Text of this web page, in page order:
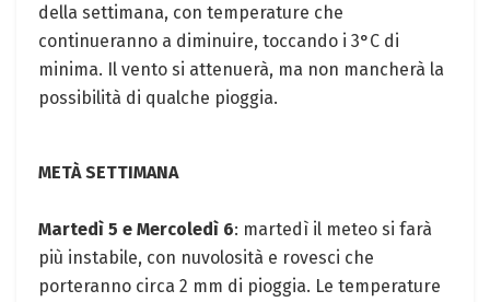
della settimana, con temperature che
continueranno a diminuire, toccando i 3°C di
minima. Il vento si attenuerà, ma non mancherà la
possibilità di qualche pioggia.
METÀ SETTIMANA
Martedì 5 e Mercoledì 6: martedì il meteo si farà
più instabile, con nuvolosità e rovesci che
porteranno circa 2 mm di pioggia. Le temperature